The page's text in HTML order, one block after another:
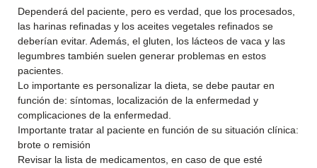
Dependerá del paciente, pero es verdad, que los procesados,
las harinas refinadas y los aceites vegetales refinados se
deberían evitar. Además, el gluten, los lácteos de vaca y las
legumbres también suelen generar problemas en estos
pacientes.
Lo importante es personalizar la dieta, se debe pautar en
función de: síntomas, localización de la enfermedad y
complicaciones de la enfermedad.
Importante tratar al paciente en función de su situación clínica:
brote o remisión
Revisar la lista de medicamentos, en caso de que esté